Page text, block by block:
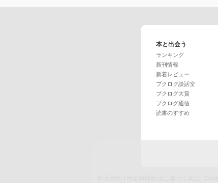
本と出会う
ランキング
新刊情報
新着レビュー
ブクログ談話室
ブクログ大賞
ブクログ通信
読書のすすめ